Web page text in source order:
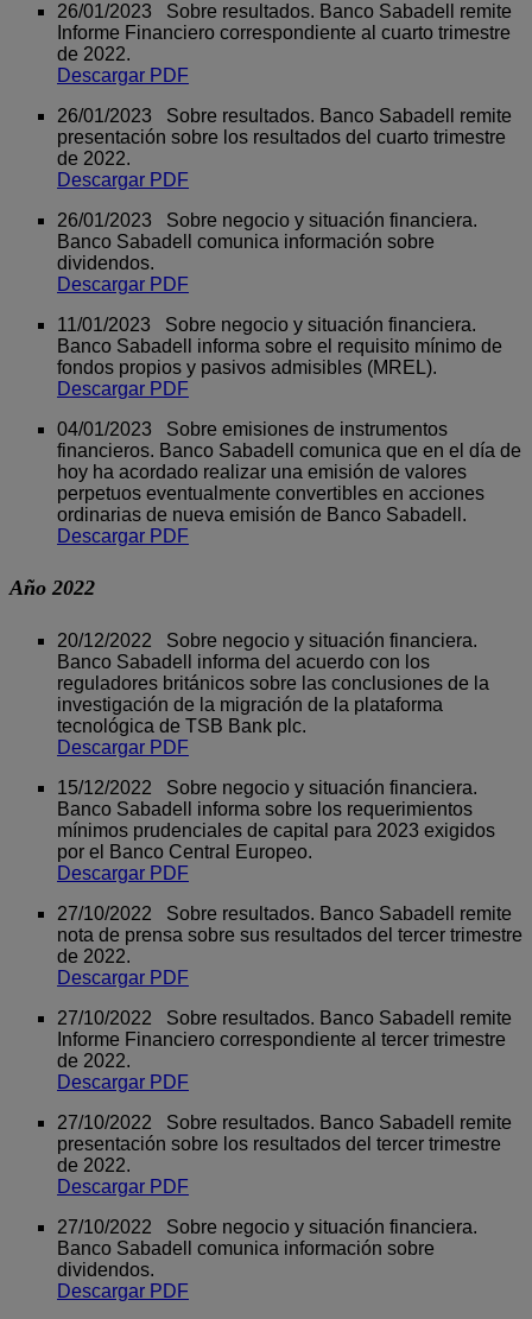
26/01/2023 Sobre resultados. Banco Sabadell remite
Informe Financiero correspondiente al cuarto trimestre
de 2022.
Descargar PDF
26/01/2023 Sobre resultados. Banco Sabadell remite
presentación sobre los resultados del cuarto trimestre
de 2022.
Descargar PDF
26/01/2023 Sobre negocio y situación financiera.
Banco Sabadell comunica información sobre
dividendos.
Descargar PDF
11/01/2023 Sobre negocio y situación financiera.
Banco Sabadell informa sobre el requisito mínimo de
fondos propios y pasivos admisibles (MREL).
Descargar PDF
04/01/2023 Sobre emisiones de instrumentos
financieros. Banco Sabadell comunica que en el día de
hoy ha acordado realizar una emisión de valores
perpetuos eventualmente convertibles en acciones
ordinarias de nueva emisión de Banco Sabadell.
Descargar PDF
Año 2022
20/12/2022 Sobre negocio y situación financiera.
Banco Sabadell informa del acuerdo con los
reguladores británicos sobre las conclusiones de la
investigación de la migración de la plataforma
tecnológica de TSB Bank plc.
Descargar PDF
15/12/2022 Sobre negocio y situación financiera.
Banco Sabadell informa sobre los requerimientos
mínimos prudenciales de capital para 2023 exigidos
por el Banco Central Europeo.
Descargar PDF
27/10/2022 Sobre resultados. Banco Sabadell remite
nota de prensa sobre sus resultados del tercer trimestre
de 2022.
Descargar PDF
27/10/2022 Sobre resultados. Banco Sabadell remite
Informe Financiero correspondiente al tercer trimestre
de 2022.
Descargar PDF
27/10/2022 Sobre resultados. Banco Sabadell remite
presentación sobre los resultados del tercer trimestre
de 2022.
Descargar PDF
27/10/2022 Sobre negocio y situación financiera.
Banco Sabadell comunica información sobre
dividendos.
Descargar PDF